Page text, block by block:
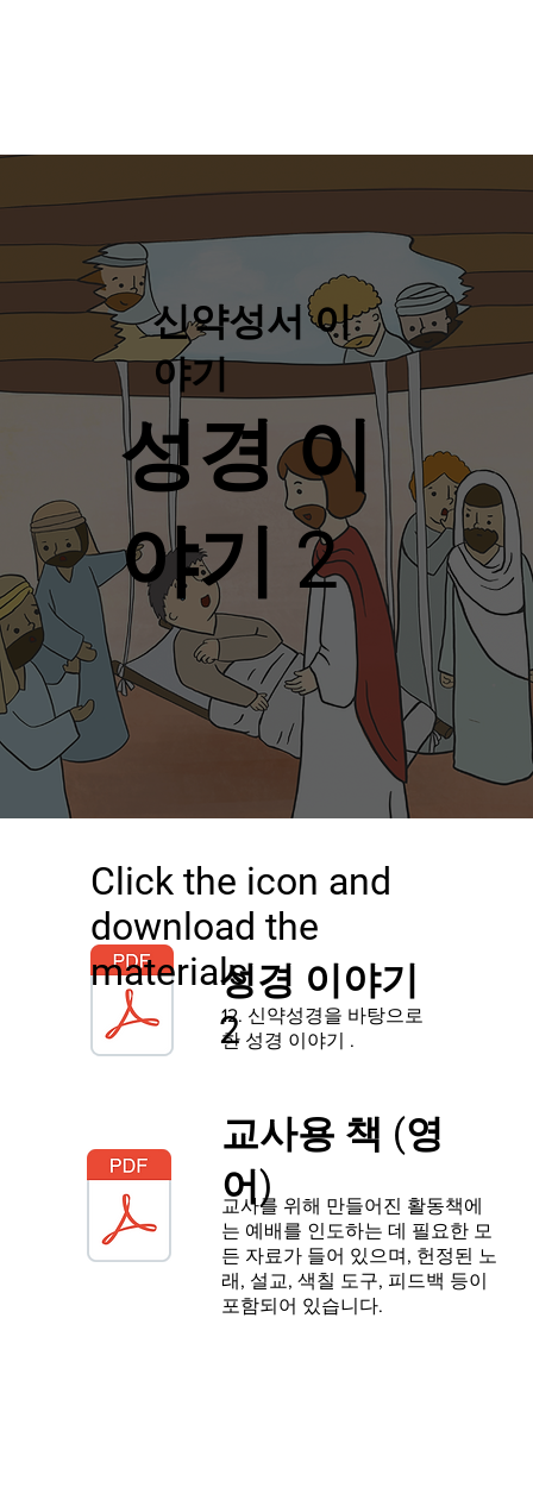
성경 이
야기 2
신약성서 이
야기
교사를 위해 만들어진 활동책에
는 예배를 인도하는 데 필요한 모
든 자료가 들어 있으며, 헌정된 노
래, 설교, 색칠 도구, 피드백 등이
포함되어 있습니다.
교사용 책 (영
어)
12. 신약성경을 바탕으로
한 성경 이야기
.
성경 이야기
2
Click the icon and
download the
materials